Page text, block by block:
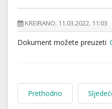
KREIRANO: 11.03.2022. 11:03
Dokument možete preuzeti
Prethodno